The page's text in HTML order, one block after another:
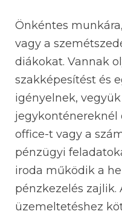
Önkéntes
vagy a
diákokat. Vannak
szakképesítést és
igényelnek,
jegykonténereknél
office-t vagy a
pénzügyi
iroda működik a
pénzkezelés zajlik.
üzemeltetéshez